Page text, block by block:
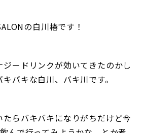
の白川椿です！
ードリンクが効いてきたのかし
バキな白川、バキ川です。
らバキバキになりがちだけど今